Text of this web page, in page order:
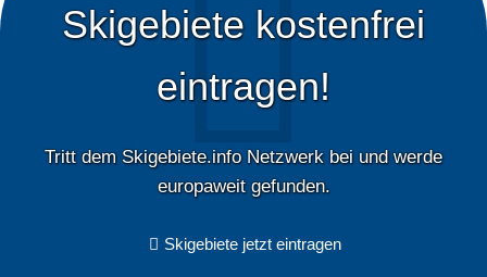
Skigebiete kostenfrei
eintragen!
Tritt dem Skigebiete.info Netzwerk bei und werde
europaweit gefunden.
Skigebiete jetzt eintragen